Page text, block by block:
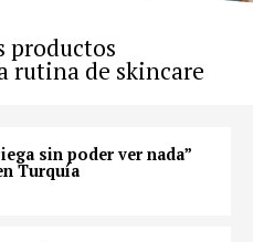
productos
rutina de skincare
sin poder ver nada”
Turquía